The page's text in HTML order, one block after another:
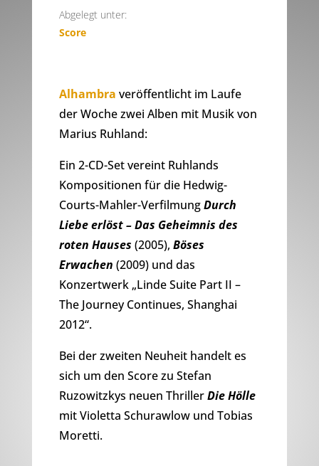
Abgelegt unter:
Score
Alhambra veröffentlicht im Laufe
der Woche zwei Alben mit Musik von
Marius Ruhland:
Ein 2-CD-Set vereint Ruhlands
Kompositionen für die Hedwig-
Courts-Mahler-VerfilmungDurch
Liebe erlöst – Das Geheimnis des
roten Hauses (2005), Böses
Erwachen (2009) und das
Konzertwerk „Linde Suite Part II –
The Journey Continues, Shanghai
2012“.
Bei der zweiten Neuheit handelt es
sich um den Score zu Stefan
Ruzowitzkys neuen ThrillerDie Hölle
mit Violetta Schurawlow und Tobias
Moretti.